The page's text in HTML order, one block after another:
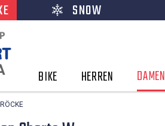
SNOW
BIKE HERREN DAMEN